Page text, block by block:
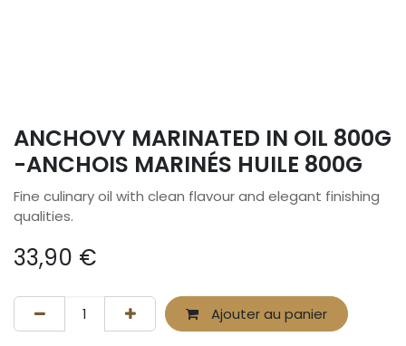
ANCHOVY MARINATED IN OIL 800G
-ANCHOIS MARINÉS HUILE 800G
Fine culinary oil with clean flavour and elegant finishing
qualities.
33,90 €
Ajouter au panier